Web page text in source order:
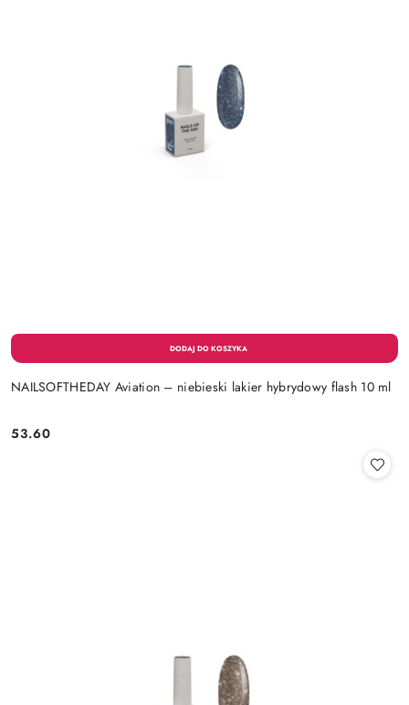
NAILSOFTHEDAY Aviation – niebieski lakier hybrydowy flash 10 ml
Cena:
53.60